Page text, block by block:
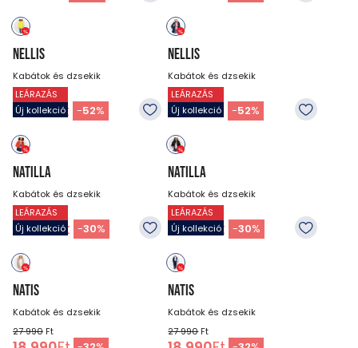
NELLIS
Kabátok és dzsekik
26 990Ft
12 990Ft -52%
NELLIS
Kabátok és dzsekik
26 990Ft
12 990Ft -52%
LEÁRAZÁS
Új kollekció
NATILLA
Kabátok és dzsekik
22 990Ft
15 990Ft -30%
LEÁRAZÁS
Új kollekció
NATILLA
Kabátok és dzsekik
22 990Ft
15 990Ft -30%
LEÁRAZÁS
Új kollekció
NATIS
Kabátok és dzsekik
27 990 Ft
LEÁRAZÁS
Új kollekció
NATIS
Kabátok és dzsekik
27 990Ft